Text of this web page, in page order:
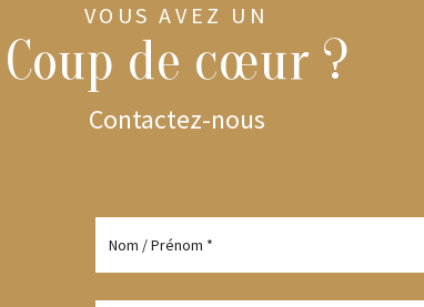
VOUS AVEZ UN
Coup de cœur ?
Contactez-nous